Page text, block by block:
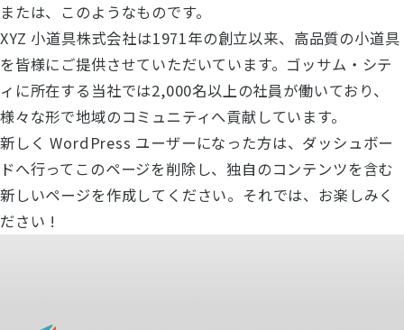
持続可能な社会のために
採用情報
最新情報
ニュース一覧
メディア
または、このようなものです。
XYZ 小道具株式会社は1971年の創立以来、高品質の小道具
を皆様にご提供させていただいています。ゴッサム・シテ
ィに所在する当社では2,000名以上の社員が働いており、
様々な形で地域のコミュニティへ貢献しています。
新しく WordPress ユーザーになった方は、 ダッシュボー
ドへ行ってこのページを削除し、独自のコンテンツを含む
新しいページを作成してください。それでは、お楽しみく
ださい !